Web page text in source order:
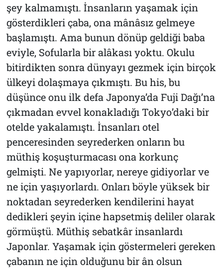
şey kalmamıştı. İnsanların yaşamak için
gösterdikleri çaba, ona mânâsız gelmeye
başlamıştı. Ama bunun dönüp geldiği baba
eviyle, Sofularla bir alâkası yoktu. Okulu
bitirdikten sonra dünyayı gezmek için birçok
ülkeyi dolaşmaya çıkmıştı. Bu his, bu
düşünce onu ilk defa Japonya’da Fuji Dağı’na
çıkmadan evvel konakladığı Tokyo’daki bir
otelde yakalamıştı. İnsanları otel
penceresinden seyrederken onların bu
müthiş koşuşturmacası ona korkunç
gelmişti. Ne yapıyorlar, nereye gidiyorlar ve
ne için yaşıyorlardı. Onları böyle yüksek bir
noktadan seyrederken kendilerini hayat
dedikleri şeyin içine hapsetmiş deliler olarak
görmüştü. Müthiş sebatkâr insanlardı
Japonlar. Yaşamak için göstermeleri gereken
çabanın ne için olduğunu bir ân olsun